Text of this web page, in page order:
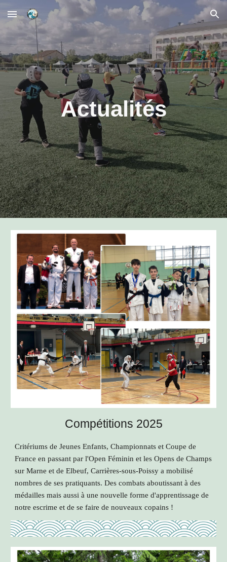
Skip to main content Skip to navigation
Actualités
Compétitions 2025
Critériums de Jeunes Enfants, Championnats et Coupe de
France en passant par l'Open Féminin et les Opens de Champs
sur Marne et de Elbeuf, Carrières-sous-Poissy a mobilisé
nombres de ses pratiquants. Des combats aboutissant à des
médailles mais aussi à une nouvelle forme d'apprentissage de
notre escrime et de se faire de nouveaux copains !